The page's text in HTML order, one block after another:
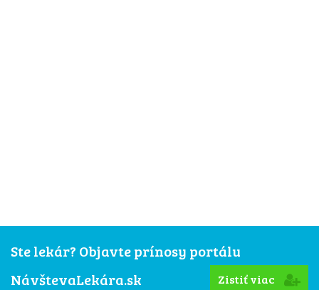
Ste lekár? Objavte prínosy portálu
NávštevaLekára.sk
Zistiť viac